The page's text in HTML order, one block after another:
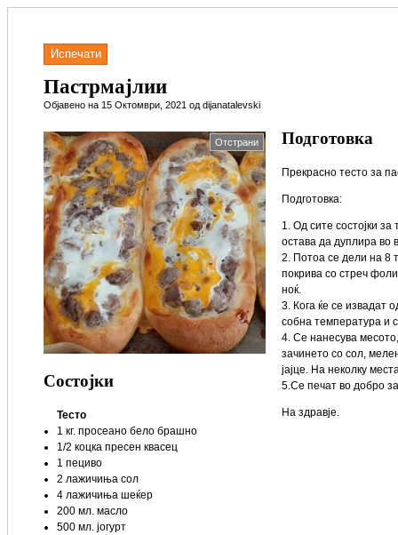
Испечати
Пастрмајлии
Објавено на 15 Октомври, 2021 од dijanatalevski
Отстрани
Состојки
Тесто
1 кг. просеано бело брашно
1/2 коцка пресен квасец
1 пециво
2 лажичиња сол
4 лажичиња шеќер
200 мл. масло
500 мл. јогурт
Подготовка
Прекрасно тесто за
Подготовка:
1. Од сите состојки
остава да дуплира во
2. Потоа се дели на 8
покрива со стреч
ноќ.
3. Кога ќе се извадат
собна температура и
4. Се нанесува
зачинето со сол,
јајце. На неколку
5.Се печат во добро
На здравје.